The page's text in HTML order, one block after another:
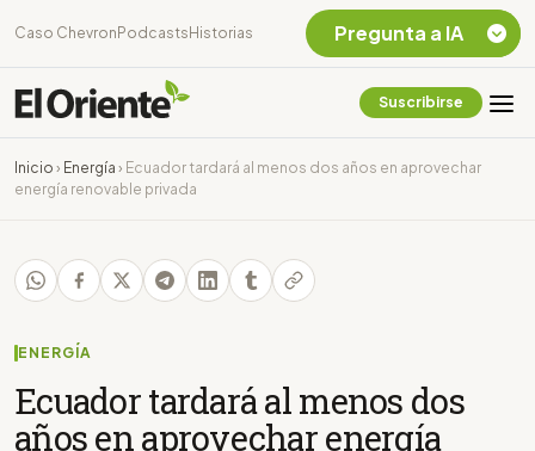
Caso Chevron Podcasts Historias
Suscribirse
Inicio › Energía › Ecuador tardará al menos dos años en aprovechar
energía renovable privada
ENERGÍA
Ecuador tardará al menos dos
años en aprovechar energía
Pregunta a IA
Chevron Ecuador